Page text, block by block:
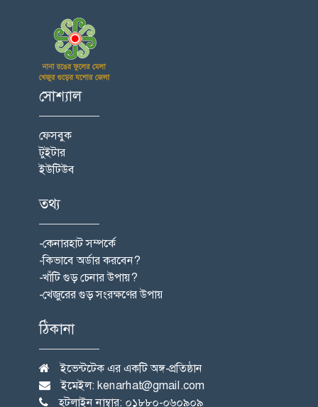
সোশ্যাল
ফেসবুক
টুইটার
ইউটিউব
তথ্য
-কেনারহাট সম্পর্কে
-কিভাবে অর্ডার করবেন?
-খাঁটি গুড় চেনার উপায়?
-খেজুরের গুড় সংরক্ষণের উপায়
ঠিকানা
ইভেন্টটেক এর একটি অঙ্গ-প্রতিষ্ঠান
ইমেইল: kenarhat@gmail.com
হটলাইন নাম্বার: ০১৮৮০-০৬০৯০৯